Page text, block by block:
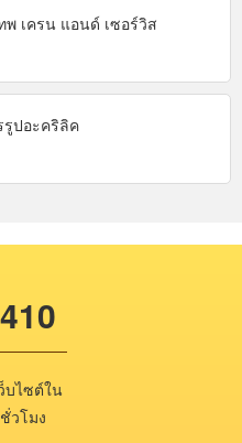
พ เครน แอนด์ เซอร์วิส
ปอะคริลิค
บไซต์ใน
วโมง